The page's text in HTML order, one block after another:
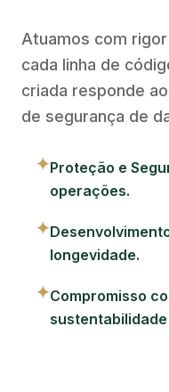
Atuamos com
cada linha de
criada responde
de segurança de
✦Proteção e
operações.
✦
longevidade.
✦Compromisso